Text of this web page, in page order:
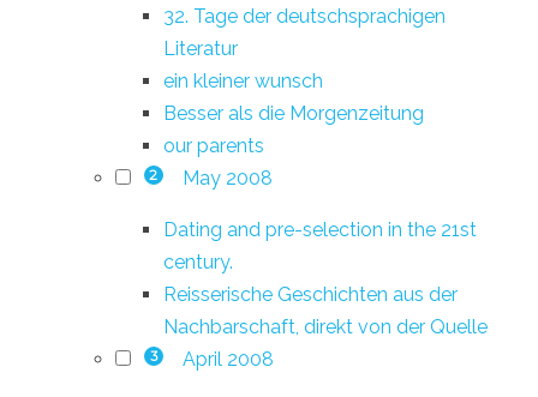
32. Tage der deutschsprachigen
Literatur
ein kleiner wunsch
Besser als die Morgenzeitung
our parents
2 May 2008
Dating and pre-selection in the 21st
century.
Reisserische Geschichten aus der
Nachbarschaft, direkt von der Quelle
3 April 2008